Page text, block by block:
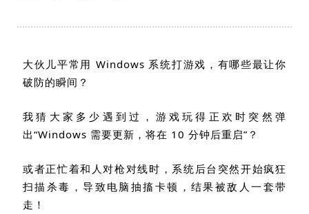
大伙儿平常用 Windows 系统打游戏，有哪些最让你
破防的瞬间？
我猜大家多少遇到过，游戏玩得正欢时突然弹
出“Windows 需要更新，将在 10 分钟后重启” ？
或者正忙着和人对枪对线时，系统后台突然开始疯狂
扫描杀毒，导致电脑抽搐卡顿，结果被敌人一套带
走！